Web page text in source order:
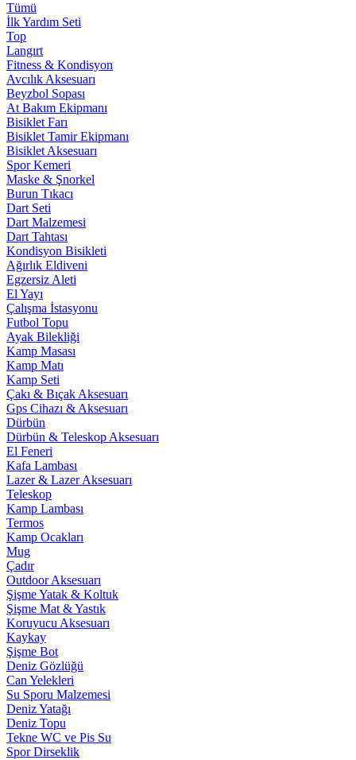
Tümü
İlk Yardım Seti
Top
Langırt
Fitness & Kondisyon
Avcılık Aksesuarı
Beyzbol Sopası
At Bakım Ekipmanı
Bisiklet Farı
Bisiklet Tamir Ekipmanı
Bisiklet Aksesuarı
Spor Kemeri
Maske & Şnorkel
Burun Tıkacı
Dart Seti
Dart Malzemesi
Dart Tahtası
Kondisyon Bisikleti
Ağırlık Eldiveni
Egzersiz Aleti
El Yayı
Çalışma İstasyonu
Futbol Topu
Ayak Bilekliği
Kamp Masası
Kamp Matı
Kamp Seti
Çakı & Bıçak Aksesuarı
Gps Cihazı & Aksesuarı
Dürbün
Dürbün & Teleskop Aksesuarı
El Feneri
Kafa Lambası
Lazer & Lazer Aksesuarı
Teleskop
Kamp Lambası
Termos
Kamp Ocakları
Mug
Çadır
Outdoor Aksesuarı
Şişme Yatak & Koltuk
Şişme Mat & Yastık
Koruyucu Aksesuarı
Kaykay
Şişme Bot
Deniz Gözlüğü
Can Yelekleri
Su Sporu Malzemesi
Deniz Yatağı
Deniz Topu
Tekne WC ve Pis Su
Spor Dirseklik